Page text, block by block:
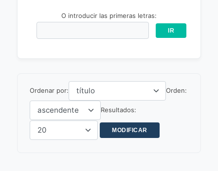
O introducir las primeras letras:
Ordenar por: Orden:
Resultados: